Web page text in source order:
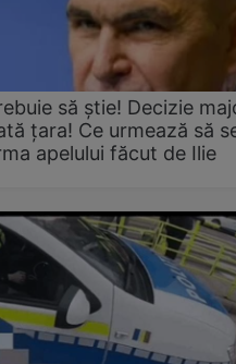
să știe! Decizie
țara! Ce urmează să
apelului făcut de Ilie